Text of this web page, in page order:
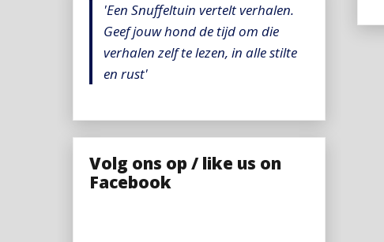
'Een Snuffeltuin vertelt verhalen.
Geef jouw hond de tijd om die
verhalen zelf te lezen, in alle stilte
en rust'
Volg ons op / like us on
Facebook